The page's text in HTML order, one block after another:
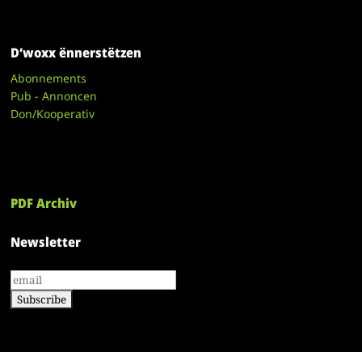
D’woxx ënnerstëtzen
Abonnements
Pub - Annoncen
Don/Kooperativ
PDF Archiv
Newsletter